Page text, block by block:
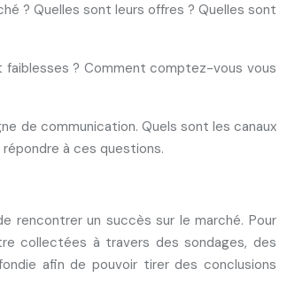
? Quelles sont leurs offres ? Quelles sont
? Comment comptez-vous vous
de communication. Quels sont les canaux
à ces questions.
rencontrer un succès sur le marché. Pour
collectées à travers des sondages, des
afin de pouvoir tirer des conclusions